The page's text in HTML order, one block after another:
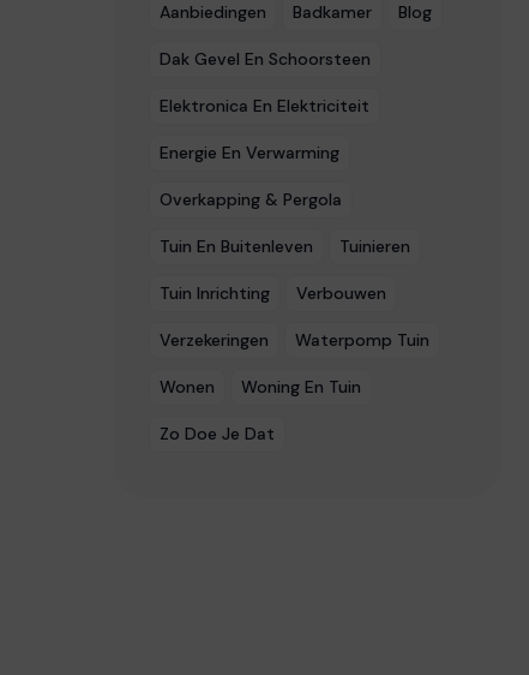
Aanbiedingen Badkamer Blog
Dak Gevel En Schoorsteen
Elektronica En Elektriciteit
Energie En Verwarming
Overkapping & Pergola
Tuin En Buitenleven Tuinieren
Tuin Inrichting Verbouwen
Verzekeringen Waterpomp Tuin
Wonen Woning En Tuin
Zo Doe Je Dat